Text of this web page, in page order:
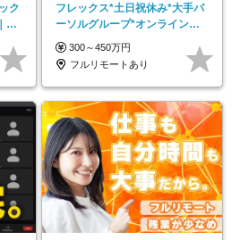
ク
事
フレックス*土日祝休み*大手パ
ーソルグループ*オンライン面
接*30～40代活躍中
300～450万円
フルリモートあり